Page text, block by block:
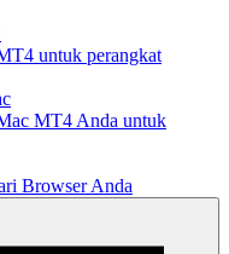
untuk perangkat
MT4 Anda untuk
Browser Anda